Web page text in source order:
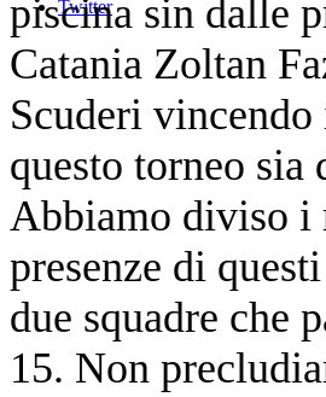
Twitter
piscina sin dalle
Catania Zoltan
Scuderi
questo torneo
Abbiamo diviso i
presenze di
due squadre che
15. Non